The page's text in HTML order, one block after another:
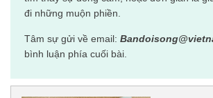
đi những muộn phiền.
Tâm sự gửi về email:
bình luận phía cuối bài.